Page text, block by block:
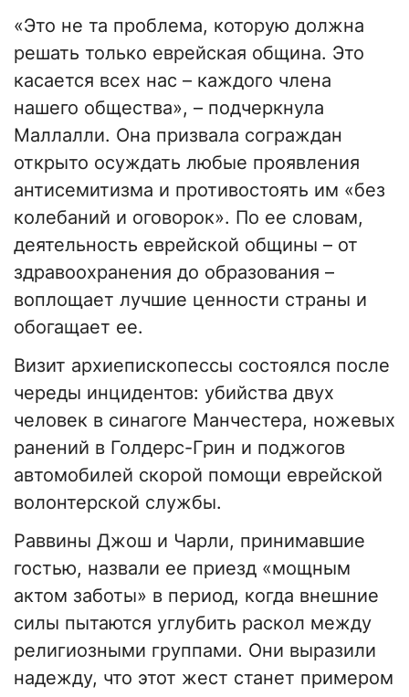
«Это не та проблема, которую должна
решать только еврейская община. Это
касается всех нас – каждого члена
нашего общества», – подчеркнула
Маллалли. Она призвала сограждан
открыто осуждать любые проявления
антисемитизма и противостоять им «без
колебаний и оговорок». По ее словам,
деятельность еврейской общины – от
здравоохранения до образования –
воплощает лучшие ценности страны и
обогащает ее.
Визит архиепископессы состоялся после
череды инцидентов: убийства двух
человек в синагоге Манчестера, ножевых
ранений в Голдерс-Грин и поджогов
автомобилей скорой помощи еврейской
волонтерской службы.
Раввины Джош и Чарли, принимавшие
гостью, назвали ее приезд «мощным
актом заботы» в период, когда внешние
силы пытаются углубить раскол между
религиозными группами. Они выразили
надежду, что этот жест станет примером